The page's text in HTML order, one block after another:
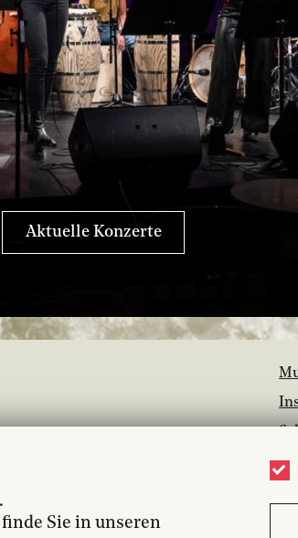
Aktuelle Konzerte
Sie in unseren